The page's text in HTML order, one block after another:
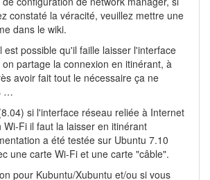
constaté la véracité, veuillez mettre une
dans le wiki.
est possible qu'il faille laisser l'interface
partage la connexion en itinérant, à
avoir fait tout le nécessaire ça ne
…
si l'interface réseau reliée à Internet
Fi il faut la laisser en itinérant
a été testée sur Ubuntu 7.10
une carte Wi-Fi et une carte "câble".
pour Kubuntu/Xubuntu et/ou si vous